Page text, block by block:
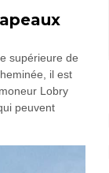
supérieure de
il est
Lobry
peuvent